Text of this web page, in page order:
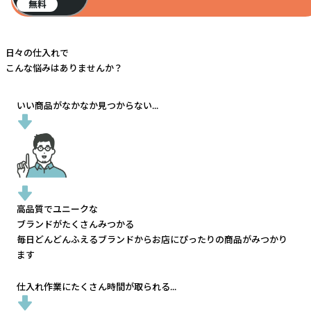
無料
日々の仕入れで
こんな悩みはありませんか？
いい商品がなかなか見つからない...
高品質でユニークな
ブランドがたくさんみつかる
毎日どんどんふえるブランドからお店にぴったりの商品がみつかり
ます
仕入れ作業にたくさん時間が取られる...